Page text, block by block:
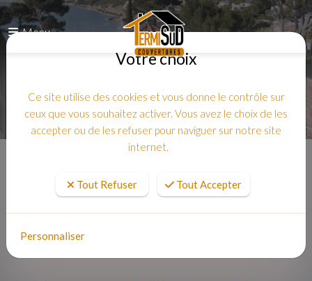
Menu
Votre choix
Ce site utilise des cookies et vous donne le contrôle sur
ceux que vous souhaitez activer. Vous avez le choix de les
accepter ou de les refuser pour naviguer sur notre site
internet.
Tout Refuser Tout Accepter
Personnaliser